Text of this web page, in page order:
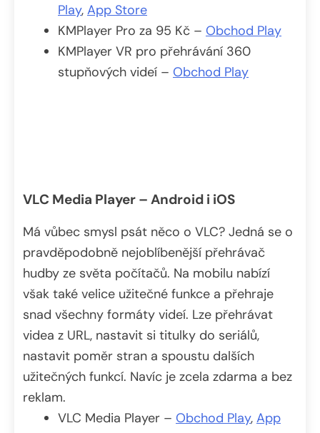
Play, App Store
KMPlayer Pro za 95 Kč – Obchod Play
KMPlayer VR pro přehrávání 360
stupňových videí – Obchod Play
VLC Media Player – Android i iOS
Má vůbec smysl psát něco o VLC? Jedná se o
pravděpodobně nejoblíbenější přehrávač
hudby ze světa počítačů. Na mobilu nabízí
však také velice užitečné funkce a přehraje
snad všechny formáty videí. Lze přehrávat
videa z URL, nastavit si titulky do seriálů,
nastavit poměr stran a spoustu dalších
užitečných funkcí. Navíc je zcela zdarma a bez
reklam.
VLC Media Player – Obchod Play, App